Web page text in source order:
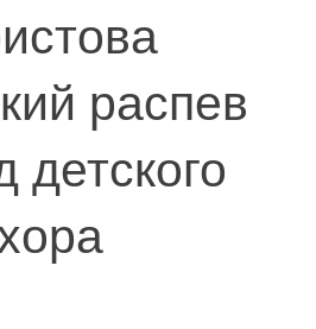
распев
детского